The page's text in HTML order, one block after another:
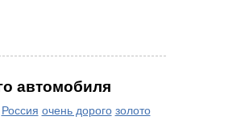
автомобиля
Россия очень дорого золото